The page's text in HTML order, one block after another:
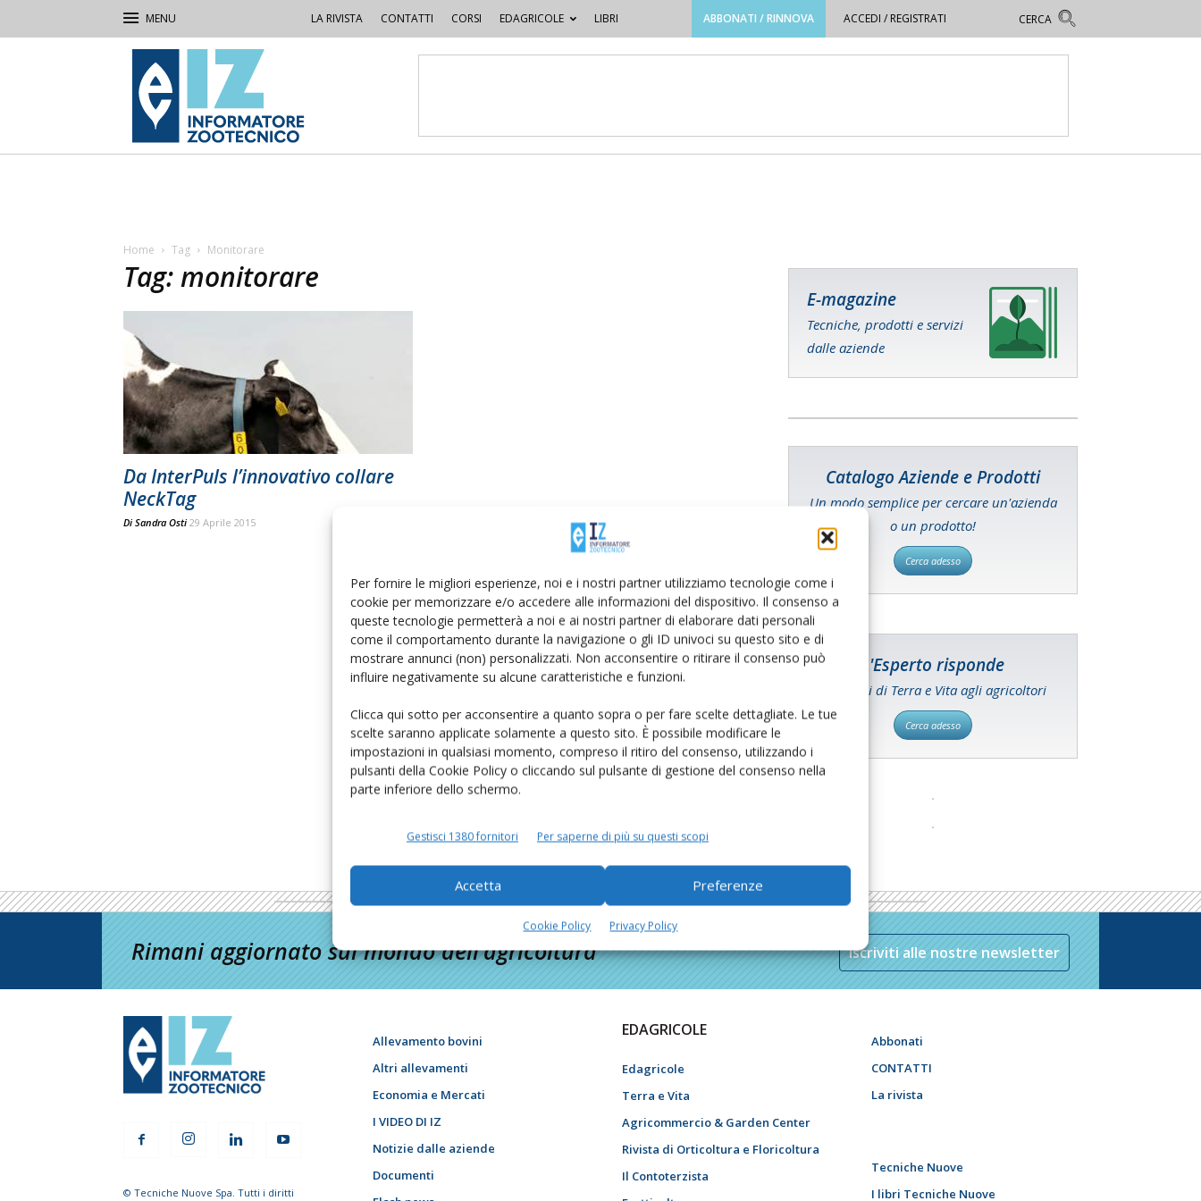
Per fornire le migliori esperienze, noi e i nostri partner utilizziamo tecnologie come i
cookie per memorizzare e/o accedere alle informazioni del dispositivo. Il consenso a
queste tecnologie permetterà a noi e ai nostri partner di elaborare dati personali
come il comportamento durante la navigazione o gli ID univoci su questo sito e di
mostrare annunci (non) personalizzati. Non acconsentire o ritirare il consenso può
influire negativamente su alcune caratteristiche e funzioni.
Clicca qui sotto per acconsentire a quanto sopra o per fare scelte dettagliate. Le tue
scelte saranno applicate solamente a questo sito. È possibile modificare le
impostazioni in qualsiasi momento, compreso il ritiro del consenso, utilizzando i
pulsanti della Cookie Policy o cliccando sul pulsante di gestione del consenso nella
parte inferiore dello schermo.
Gestisci 1380 fornitori Per saperne di più su questi scopi
Accetta Preferenze
Cookie Policy Privacy Policy
LA RIVISTA CONTATTI CORSI EDAGRICOLE LIBRI ABBONATI / RINNOVA ACCEDI / REGISTRATI
IZ
Informatore
Zootecnico
Home Tag Monitorare
Tag: monitorare
Da InterPuls l’innovativo collare
NeckTag
Di Sandra Osti 29 Aprile 2015
E-magazine
Tecniche, prodotti e servizi
dalle aziende
Catalogo Aziende e Prodotti
Un modo semplice per cercare un'azienda
o un prodotto!
Cerca adesso
L'Esperto risponde
I consigli di Terra e Vita agli agricoltori
Cerca adesso
Rimani aggiornato sul mondo dell’agricoltura Iscriviti alle nostre newsletter
© Tecniche Nuove Spa. Tutti i diritti
Allevamento bovini
Altri allevamenti
Economia e Mercati
I VIDEO DI IZ
Notizie dalle aziende
Documenti
EDAGRICOLE
Edagricole
Terra e Vita
Agricommercio & Garden Center
Rivista di Orticoltura e Floricoltura
Il Contoterzista
Abbonati
CONTATTI
La rivista
Tecniche Nuove
I libri Tecniche Nuove